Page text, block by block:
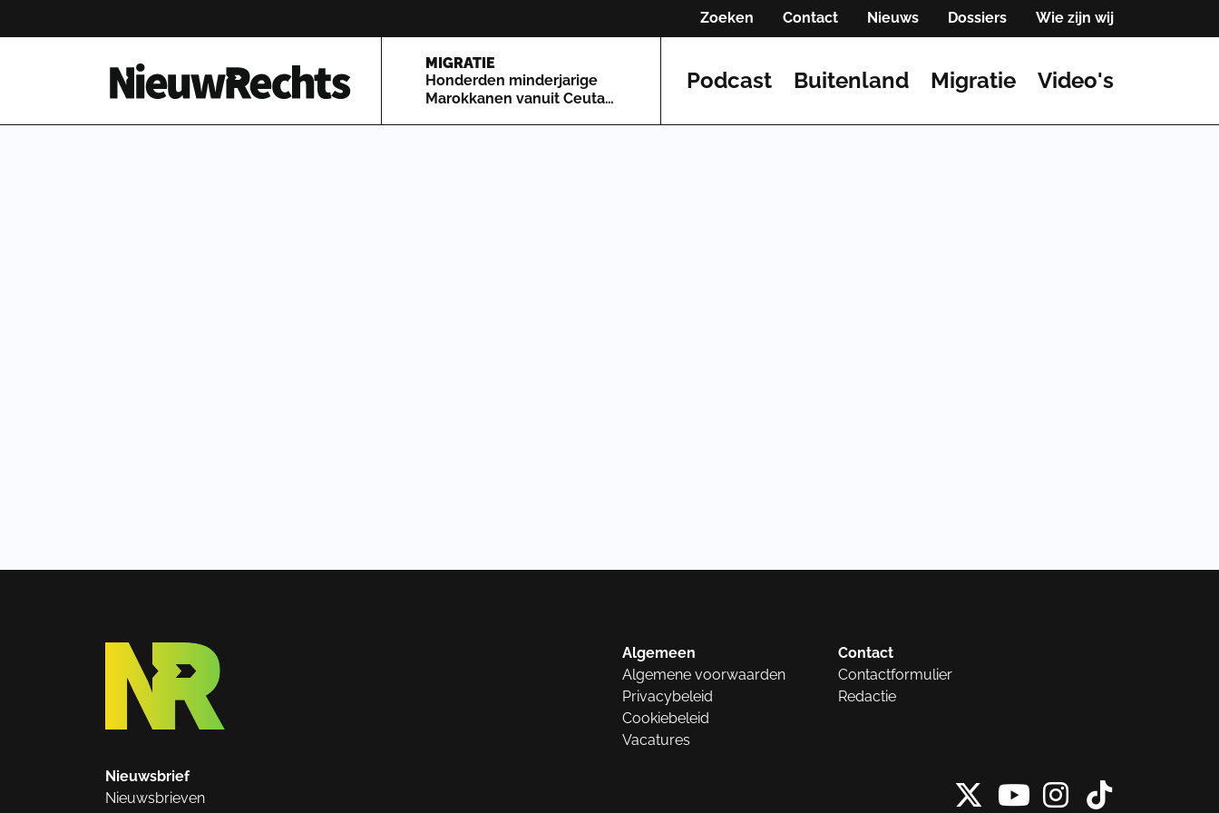
Zoeken Contact Nieuws Dossiers Wie zijn wij
Homepage van NieuwRechts
MIGRATIE
Honderden minderjarige
Marokkanen vanuit Ceuta
Podcast Buitenland Migratie Video's
Algemeen
Algemene voorwaarden
Privacybeleid
Cookiebeleid
Vacatures
Contact
Contactformulier
Redactie
Nieuwsbrief
Nieuwsbrieven
X vanInstagram
Tiktok